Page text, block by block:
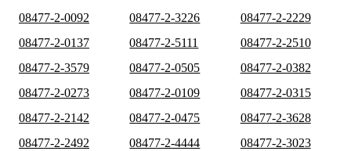
08477-2-0092
08477-2-3226
08477-2-2229
08477-2-0137
08477-2-5111
08477-2-2510
08477-2-3579
08477-2-0505
08477-2-0382
08477-2-0273
08477-2-0109
08477-2-0315
08477-2-2142
08477-2-0475
08477-2-3628
08477-2-2492
08477-2-4444
08477-2-3023